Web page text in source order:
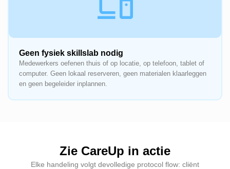
Geen fysiek skillslab nodig
Medewerkers oefenen thuis of op locatie, op telefoon, tablet of
computer. Geen lokaal reserveren, geen materialen klaarleggen
en geen begeleider inplannen.
Zie CareUp in actie
Elke handeling volgt devolledige protocol flow: cliënt